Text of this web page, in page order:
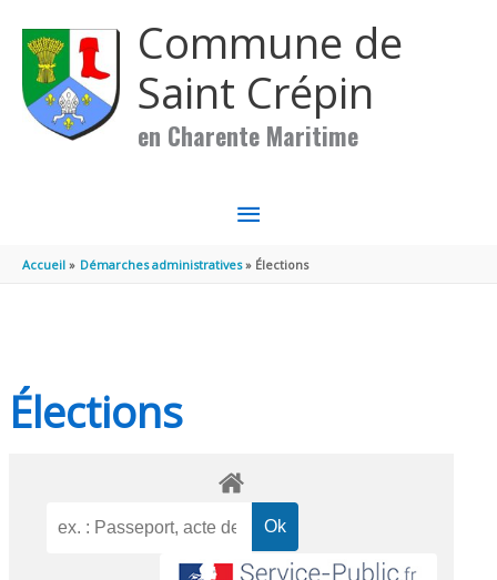
Commune de
Saint Crépin
en Charente Maritime
MENU
PRINCIPAL
Accueil Démarches administratives Élections
Élections